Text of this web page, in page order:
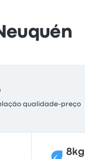
qualidade-preço
8kg